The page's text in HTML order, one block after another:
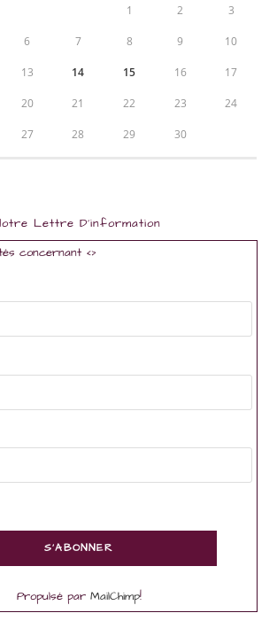
1 2 3
6 7 8 9 10
13 14 15 16 17
20 21 22 23 24
27 28 29 30
Lettre D'information
concernant <>
Propulsé par MailChimp!